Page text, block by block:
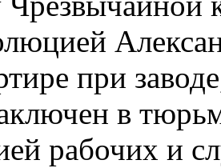
при
в
рабочих и